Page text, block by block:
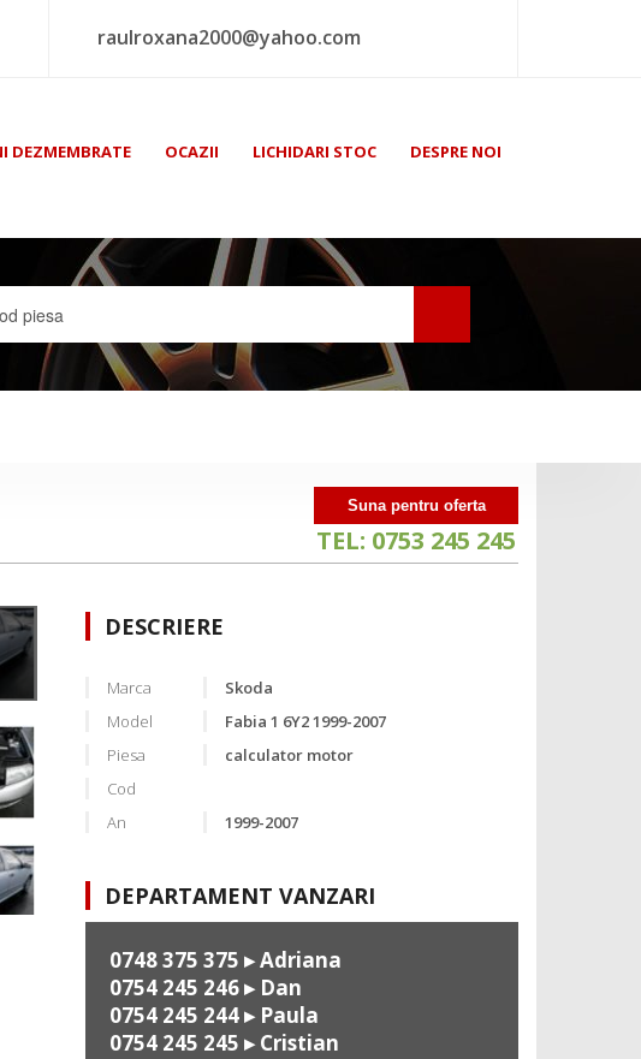
raulroxana2000@yahoo.com
DEZMEMBRATE OCAZII LICHIDARI STOC DESPRE NOI
Suna pentru oferta
TEL: 0753 245 245
DESCRIERE
Marca
Skoda
Model
Fabia 1 6Y2 1999-2007
Piesa
calculator motor
Cod
An
1999-2007
DEPARTAMENT VANZARI
0748 375 375 ▸ Adriana
0754 245 246▸ Dan
0754 245 244▸ Paula
0754 245 245 ▸ Cristian